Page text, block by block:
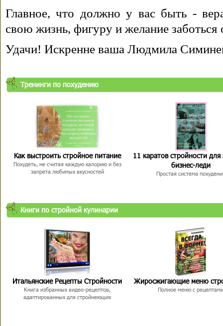
Главное, что должно у вас быть -
свою жизнь, фигуру и желание заботься
Удачи! Искренне ваша Людмила
Тренинги по похудению
Как выстроить стройное питание
Похудеть, не считая каждую калорию и без
запрета любимых вкусностей
11 каратов стройности для
бизнес-леди
Простая система
Книги по стройной кулинарии
Итальянские Рецепты Стройности
Книга избранных видео-рецептов,
адаптированных для стройнеющих
Жиросжигающие меню
Полное меню с рецептами